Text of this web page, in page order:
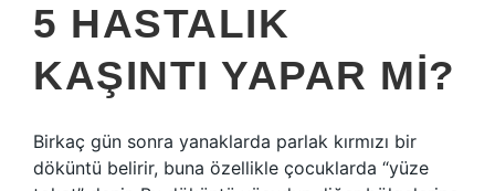
5 HASTALIK
KAŞINTI YAPAR MI?
Birkaç gün sonra yanaklarda parlak kırmızı bir
döküntü belirir, buna özellikle çocuklarda “yüze